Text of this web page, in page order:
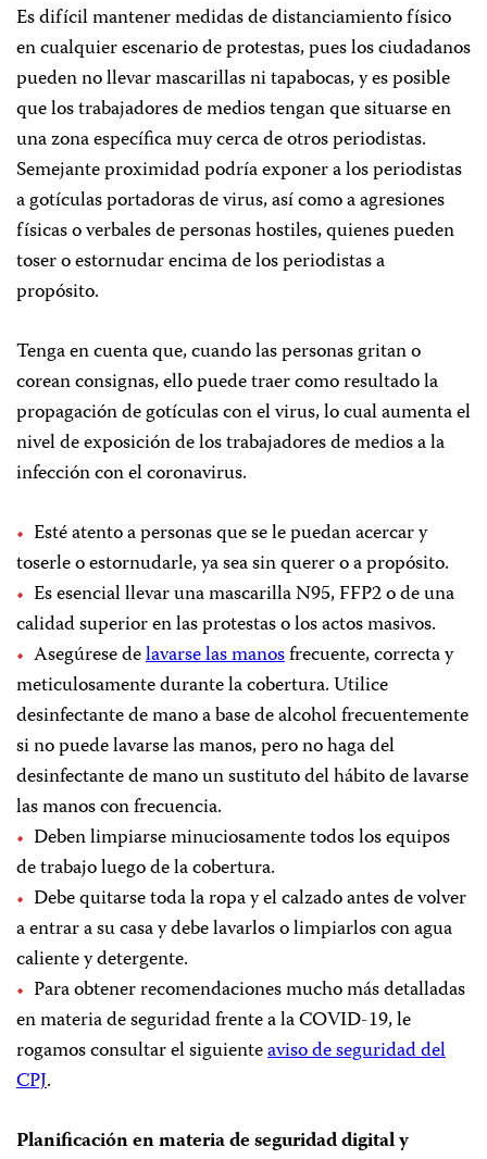
Es difícil mantener medidas de distanciamiento físico
en cualquier escenario de protestas, pues los ciudadanos
pueden no llevar mascarillas ni tapabocas, y es posible
que los trabajadores de medios tengan que situarse en
una zona específica muy cerca de otros periodistas.
Semejante proximidad podría exponer a los periodistas
a gotículas portadoras de virus, así como a agresiones
físicas o verbales de personas hostiles, quienes pueden
toser o estornudar encima de los periodistas a
propósito.
Tenga en cuenta que, cuando las personas gritan o
corean consignas, ello puede traer como resultado la
propagación de gotículas con el virus, lo cual aumenta el
nivel de exposición de los trabajadores de medios a la
infección con el coronavirus.
Esté atento a personas que se le puedan acercar y
toserle o estornudarle, ya sea sin querer o a propósito.
Es esencial llevar una mascarilla N95, FFP2 o de una
calidad superior en las protestas o los actos masivos.
Asegúrese delavarse las manosfrecuente, correcta y
meticulosamente durante la cobertura. Utilice
desinfectante de mano a base de alcohol frecuentemente
si no puede lavarse las manos, pero no haga del
desinfectante de mano un sustituto del hábito de lavarse
las manos con frecuencia.
Deben limpiarse minuciosamente todos los equipos
de trabajo luego de la cobertura.
Debe quitarse toda la ropa y el calzado antes de volver
a entrar a su casa y debe lavarlos o limpiarlos con agua
caliente y detergente.
Para obtener recomendaciones mucho más detalladas
en materia de seguridad frente a la COVID-19, le
rogamos consultar el siguienteaviso de seguridad del
CPJ.
Planificación en materia de seguridad digital y